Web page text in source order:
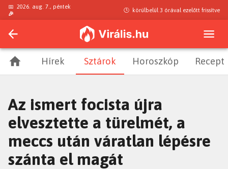
📅 2026. aug. 7., péntek
🎉
🕒 körülbelül 3 órával ezelőtt frissítve
Hírek Sztárok Horoszkóp Recept
Az ismert focista újra
elvesztette a türelmét, a
meccs után váratlan lépésre
szánta el magát